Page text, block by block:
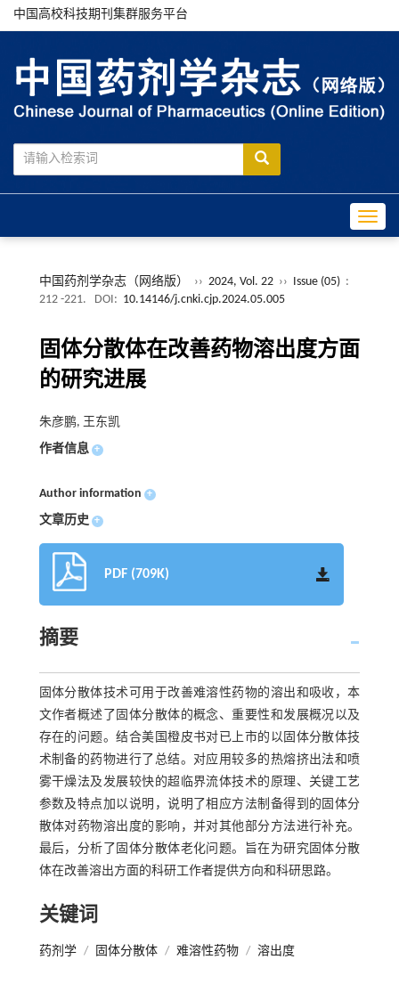
中国高校科技期刊集群服务平台
中国药剂学杂志（网络版） ›› 2024, Vol. 22 ›› Issue (05) :
212 -221.
DOI: 10.14146/j.cnki.cjp.2024.05.005
固体分散体在改善药物溶出度方面
的研究进展
朱彦鹏, 王东凯
作者信息 +
Author information +
文章历史 +
PDF (709K)
摘要
固体分散体技术可用于改善难溶性药物的溶出和吸收，本
文作者概述了固体分散体的概念、重要性和发展概况以及
存在的问题。结合美国橙皮书对已上市的以固体分散体技
术制备的药物进行了总结。对应用较多的热熔挤出法和喷
雾干燥法及发展较快的超临界流体技术的原理、关键工艺
参数及特点加以说明，说明了相应方法制备得到的固体分
散体对药物溶出度的影响，并对其他部分方法进行补充。
最后，分析了固体分散体老化问题。旨在为研究固体分散
体在改善溶出方面的科研工作者提供方向和科研思路。
关键词
药剂学 / 固体分散体 / 难溶性药物 / 溶出度